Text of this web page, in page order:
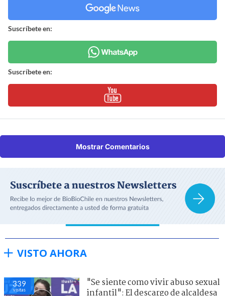
Suscríbete en:
Suscríbete en:
Mostrar Comentarios
VISTO AHORA
339
visitas
"Se siente como vivir abuso sexual
infantil": El descargo de alcaldesa